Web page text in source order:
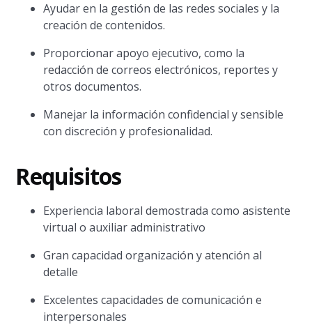
Ayudar en la gestión de las redes sociales y la
creación de contenidos.
Proporcionar apoyo ejecutivo, como la
redacción de correos electrónicos, reportes y
otros documentos.
Manejar la información confidencial y sensible
con discreción y profesionalidad.
Requisitos
Experiencia laboral demostrada como asistente
virtual o auxiliar administrativo
Gran capacidad organización y atención al
detalle
Excelentes capacidades de comunicación e
interpersonales